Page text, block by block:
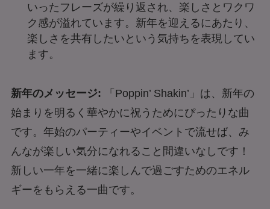
いったフレーズが繰り返され、楽しさとワクワ
ク感が溢れています。新年を迎えるにあたり、
楽しさを共有したいという気持ちを表現してい
ます。
新年のメッセージ: 「Poppin’ Shakin’」は、新年の
始まりを明るく華やかに祝うためにぴったりな曲
です。年始のパーティーやイベントで流せば、み
んなが楽しい気分になれること間違いなしです！
新しい一年を一緒に楽しんで過ごすためのエネル
ギーをもらえる一曲です。